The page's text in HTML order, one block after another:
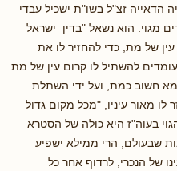
הדאייה זצ"ל בשו"ת ישכיל עבדי
מגוי. הוא נשאל "בדין ישראל
של מת, כדי להחזיר לו את
להשתיל לו קרום עין של מת
חשוב כמת, ועל ידי השתלת
לו מאור עיניו, "מכל מקום גדול
בעוה"ז היא כולה של הסטרא
שבעולם, הרי ממילא ישפיע
של הנכרי, לרדוף אחר כל